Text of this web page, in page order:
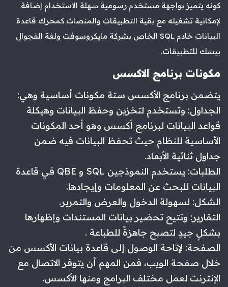
كونه يتميز بواجهة مستخدم رسومية سهلة الاستخدام إضافة
لإمكانية تشغيله مع بقية التطبيقات والمنصات كمحرك قاعدة
البيانات خادم SQL الخاص بشركة مايكروسوفت ولغة الفجوال
بيسك للتطبيقات.
مكونات برنامج الاكسس
يتضمن برنامج الأكسس ستة مكونات أساسية وهي:
الجداول: وتستخدم لتخزين وحفظ البيانات وهيكلة
قواعد البيانات لبرنامج أكسس وهو أحد المكونات
الأساسية للنظام حيث تحفظ البيانات فيه ضمن
جداول ثنائية الأبعاد.
الطلبات: يستخدم النموذجين SQL و QBE في قاعدة
البيانات للبحث عن المعلومات وإيجادها.
الشكل: لسهولة الدخول والعرض والتمرير.
التقارير: وتتيح تحضير بيانات المستندات وإظهارها
بشكلٍ جيدٍ لتصبح جاهزةً للطباعة .
الصفحة: لإتاحة الوصول إلى قاعدة بيانات الأكسس من
خلال صفحة الويب، فمن المهم أن يتوفر الاتصال مع
الإنترنت لعمل مختلف البرامج ومنها الأكسس.